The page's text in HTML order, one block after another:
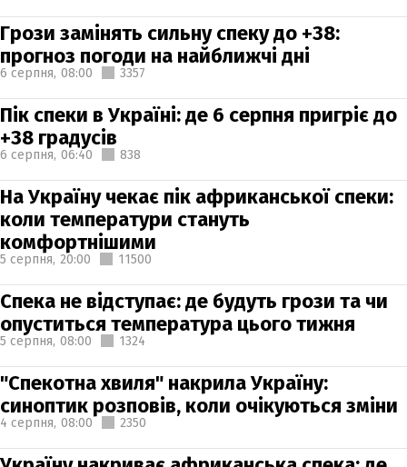
Грози замінять сильну спеку до +38:
прогноз погоди на найближчі дні
6 серпня, 08:00 3357
Пік спеки в Україні: де 6 серпня пригріє до
+38 градусів
6 серпня, 06:40 838
На Україну чекає пік африканської спеки:
коли температури стануть
комфортнішими
5 серпня, 20:00 11500
Спека не відступає: де будуть грози та чи
опуститься температура цього тижня
5 серпня, 08:00 1324
"Спекотна хвиля" накрила Україну:
синоптик розповів, коли очікуються зміни
4 серпня, 08:00 2350